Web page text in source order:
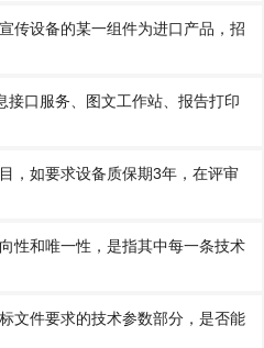
传设备的某一组件为进口产品，招
接口服务、图文工作站、报告打印
，如要求设备质保期3年，在评审
性和唯一性，是指其中每一条技术
文件要求的技术参数部分，是否能